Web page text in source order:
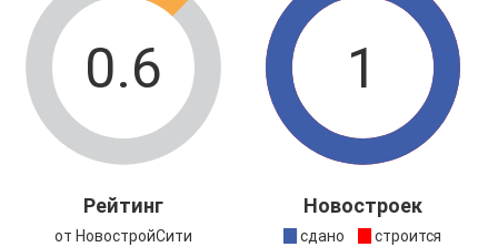
основных гигантов строительного рынка центрального
региона.
Помимо строительства, компания также
специализируется на продаже объектов недвижимости
и сдаче их в аренду.
0.6
Рейтинг
от НовостройСити
1
Новостроек
сдано строится